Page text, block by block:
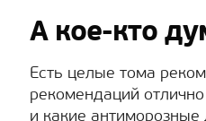
А кое-кто
Есть целые тома
рекомендаций
и какие антиморозные